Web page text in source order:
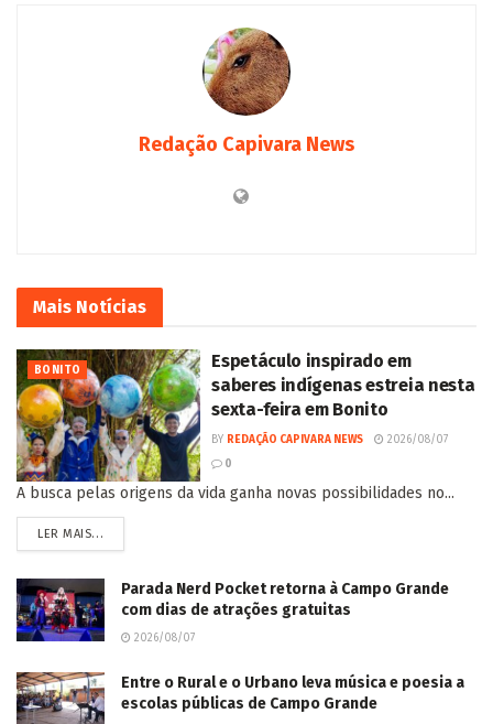
Redação Capivara News
Mais Notícias
BONITO
Espetáculo inspirado em
saberes indígenas estreia nesta
sexta-feira em Bonito
BY REDAÇÃO CAPIVARA NEWS
2026/08/07
0
A busca pelas origens da vida ganha novas possibilidades no...
LER MAIS...
Parada Nerd Pocket retorna à Campo Grande
com dias de atrações gratuitas
2026/08/07
Entre o Rural e o Urbano leva música e poesia a
escolas públicas de Campo Grande